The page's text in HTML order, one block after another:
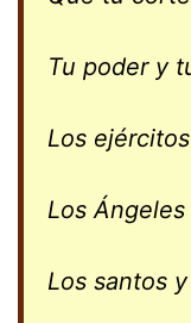
Tu poder y
Los
Los
Los santos